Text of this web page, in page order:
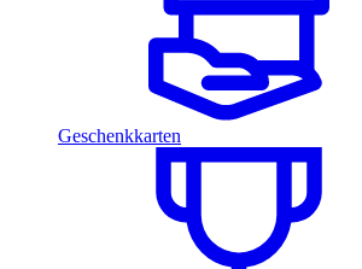
Geschenkkarten